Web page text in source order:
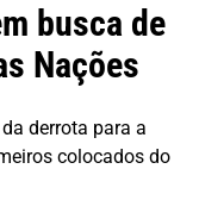
busca de
Nações
derrota para a
colocados do